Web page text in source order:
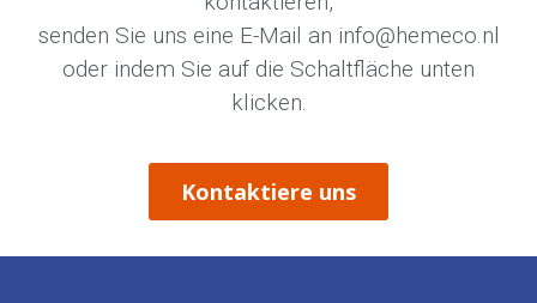
senden Sie uns eine E-Mail an info@hemeco.nl
oder indem Sie auf die Schaltfläche unten
klicken.
Kontaktiere uns